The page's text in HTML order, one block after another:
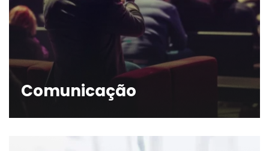
Comunicação